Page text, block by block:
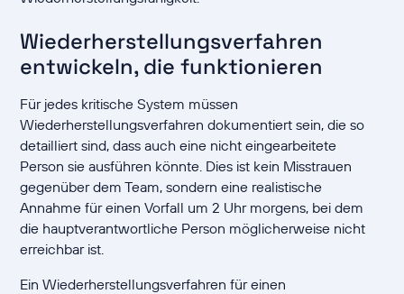
Wiederherstellungsverfahren
entwickeln, die funktionieren
Für jedes kritische System müssen
Wiederherstellungsverfahren dokumentiert sein, die so
detailliert sind, dass auch eine nicht eingearbeitete
Person sie ausführen könnte. Dies ist kein Misstrauen
gegenüber dem Team, sondern eine realistische
Annahme für einen Vorfall um 2 Uhr morgens, bei dem
die hauptverantwortliche Person möglicherweise nicht
erreichbar ist.
Ein Wiederherstellungsverfahren für einen